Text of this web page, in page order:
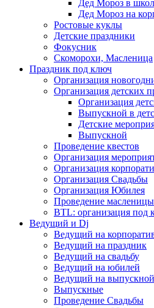
Дед Мороз в
Дед Мороз на
Ростовые куклы
Детские праздники
Фокусник
Скоморохи, Масленица
Праздник под ключ
Организация
Организация детских
Организация
Выпускной в
Детские
Выпускной
Проведение квестов
Организация
Организация
Организация Свадьбы
Организация Юбилея
Проведение масленицы
BTL: организация под
Ведущий и Dj
Ведущий на
Ведущий на праздник
Ведущий на свадьбу
Ведущий на юбилей
Ведущий на выпускной
Выпускные
Проведение Свадьбы